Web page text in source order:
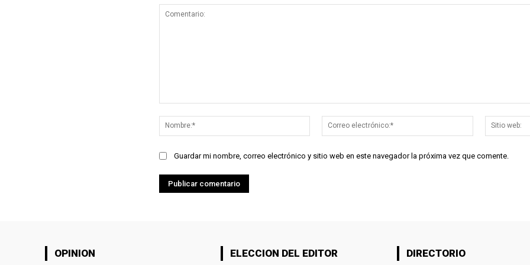
Nombre:*
Correo
electrónico:*
Guardar mi nombre, correo electrónico y sitio web en este navegador la próxima vez que comente.
OPINION ELECCION DEL EDITOR DIRECTORIO